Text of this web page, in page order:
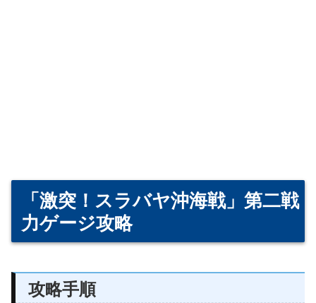
「激突！スラバヤ沖海戦」第二戦
力ゲージ攻略
攻略手順